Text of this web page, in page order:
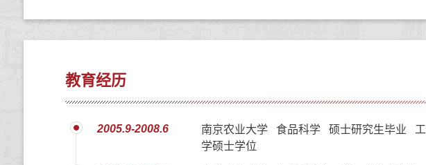
教育经历
2005.9-2008.6
南京农业大学 食品科学 硕士研究生毕业 工
学硕士学位